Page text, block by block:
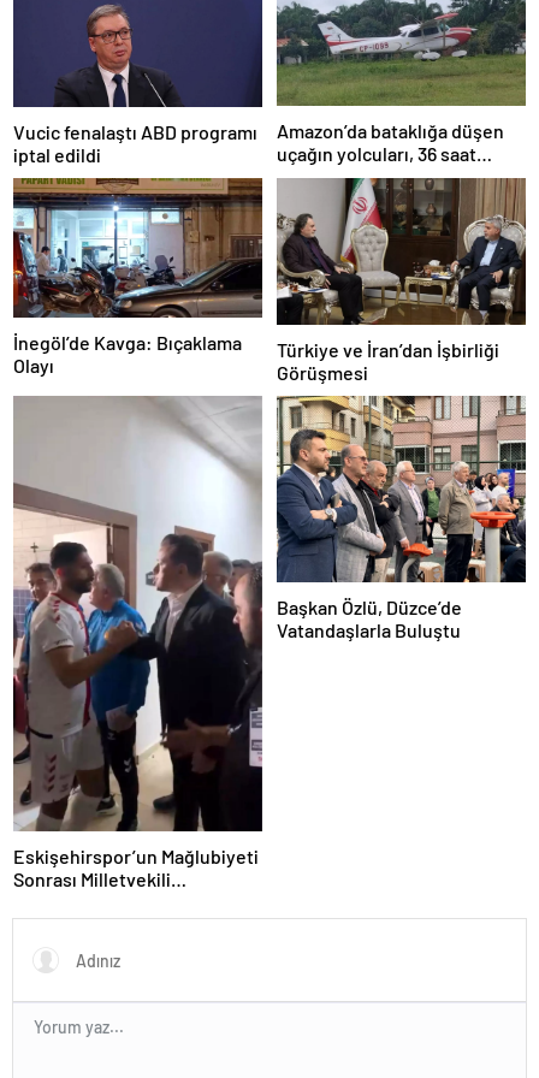
Vucic fenalaştı ABD programı
iptal edildi
Amazon’da bataklığa düşen
uçağın yolcuları, 36 saat
kurtarılmayı bekledi
İnegöl’de Kavga: Bıçaklama
Olayı
Türkiye ve İran’dan İşbirliği
Görüşmesi
Eskişehirspor’un Mağlubiyeti
Sonrası Milletvekili
Başkan Özlü, Düzce’de
Vatandaşlarla Buluştu